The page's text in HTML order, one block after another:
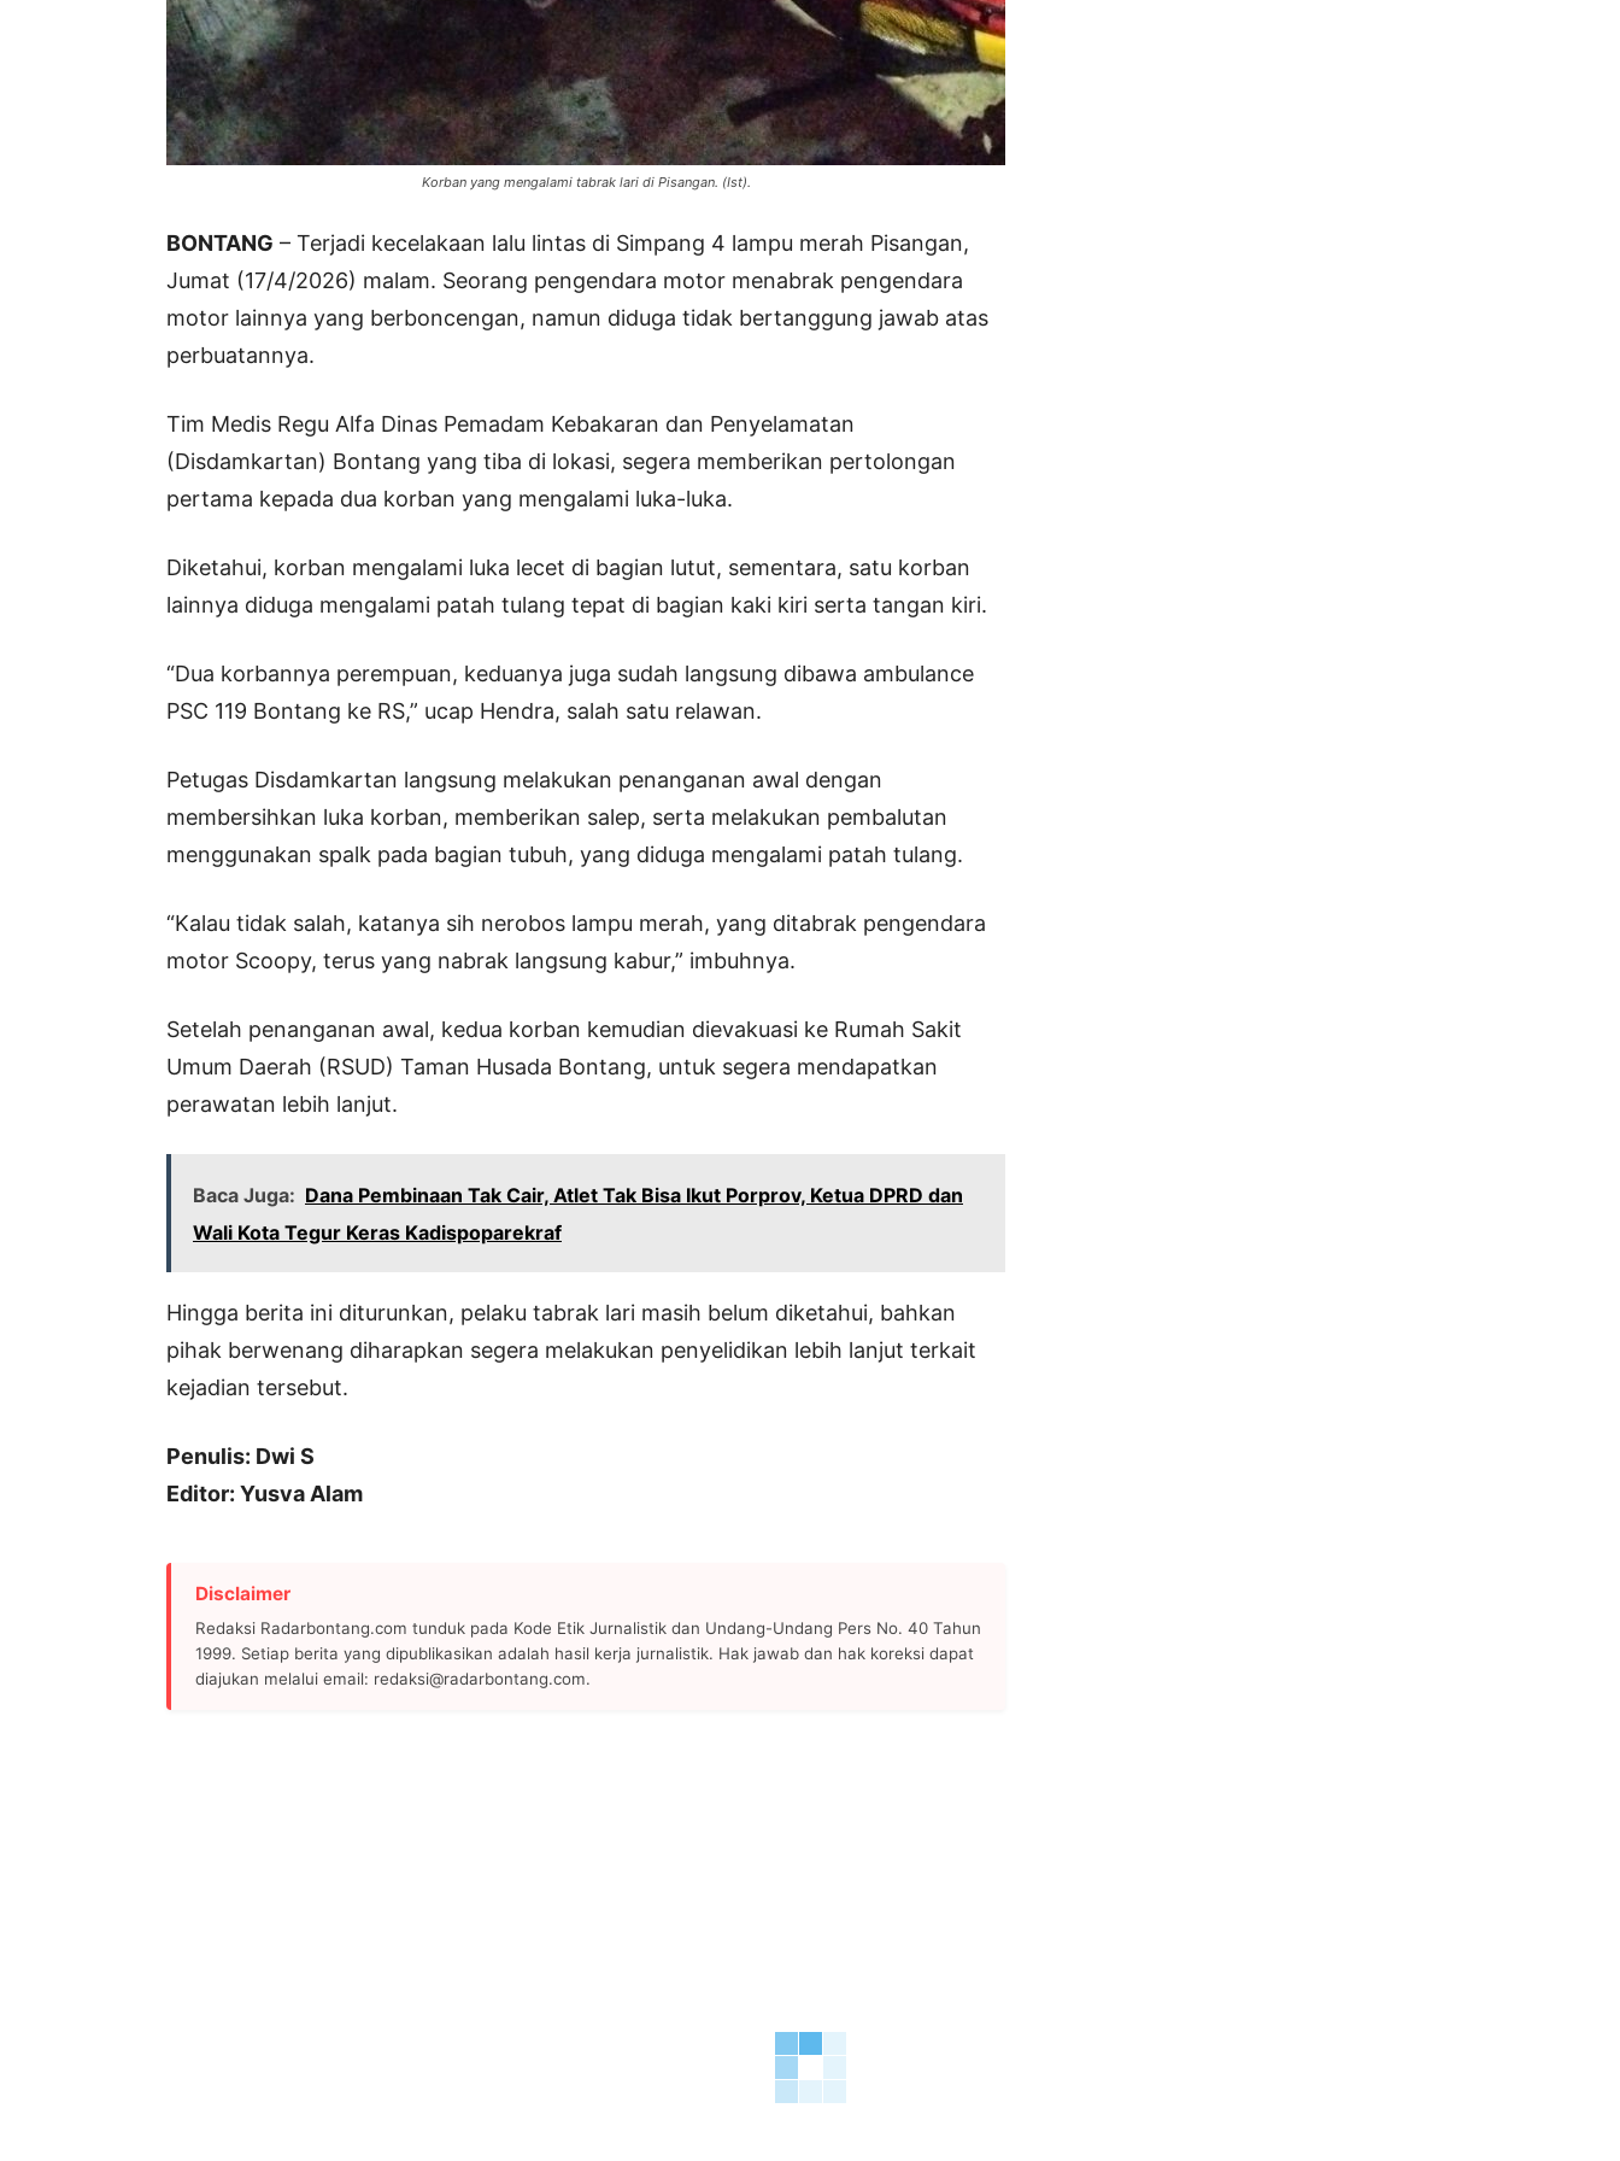
Korban yang mengalami tabrak lari di Pisangan. (Ist).
BONTANG – Terjadi kecelakaan lalu lintas di Simpang 4 lampu merah Pisangan,
Jumat (17/4/2026) malam. Seorang pengendara motor menabrak pengendara
motor lainnya yang berboncengan, namun diduga tidak bertanggung jawab atas
perbuatannya.
Tim Medis Regu Alfa Dinas Pemadam Kebakaran dan Penyelamatan
(Disdamkartan) Bontang yang tiba di lokasi, segera memberikan pertolongan
pertama kepada dua korban yang mengalami luka-luka.
Diketahui, korban mengalami luka lecet di bagian lutut, sementara, satu korban
lainnya diduga mengalami patah tulang tepat di bagian kaki kiri serta tangan kiri.
“Dua korbannya perempuan, keduanya juga sudah langsung dibawa ambulance
PSC 119 Bontang ke RS,” ucap Hendra, salah satu relawan.
Petugas Disdamkartan langsung melakukan penanganan awal dengan
membersihkan luka korban, memberikan salep, serta melakukan pembalutan
menggunakan spalk pada bagian tubuh, yang diduga mengalami patah tulang.
“Kalau tidak salah, katanya sih nerobos lampu merah, yang ditabrak pengendara
motor Scoopy, terus yang nabrak langsung kabur,” imbuhnya.
Setelah penanganan awal, kedua korban kemudian dievakuasi ke Rumah Sakit
Umum Daerah (RSUD) Taman Husada Bontang, untuk segera mendapatkan
perawatan lebih lanjut.
Baca Juga: Dana Pembinaan Tak Cair, Atlet Tak Bisa Ikut Porprov, Ketua DPRD dan
Wali Kota Tegur Keras Kadispoparekraf
Hingga berita ini diturunkan, pelaku tabrak lari masih belum diketahui, bahkan
pihak berwenang diharapkan segera melakukan penyelidikan lebih lanjut terkait
kejadian tersebut.
Penulis: Dwi S
Editor: Yusva Alam
Disclaimer
Redaksi Radarbontang.com tunduk pada Kode Etik Jurnalistik dan Undang-Undang Pers No. 40 Tahun
1999. Setiap berita yang dipublikasikan adalah hasil kerja jurnalistik. Hak jawab dan hak koreksi dapat
diajukan melalui email: redaksi@radarbontang.com.